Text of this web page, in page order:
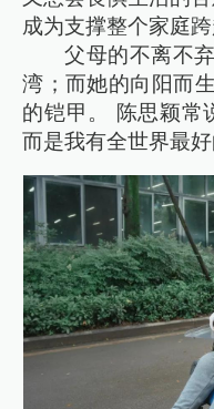
成为支撑整个家庭
父母的不离不
湾；而她的向阳而
的铠甲。 陈思颖常
而是我有全世界最